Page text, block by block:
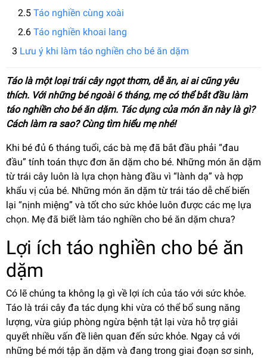
Táo nghiền cùng xoài
Táo nghiền khoai lang
Lưu ý khi làm táo nghiền cho bé ăn dặm
Táo là một loại trái cây ngọt thơm, dễ ăn, ai ai cũng yêu
thích. Với những bé ngoài 6 tháng, mẹ có thể bắt đầu làm
táo nghiền cho bé ăn dặm. Tác dụng của món ăn này là gì?
Cách làm ra sao? Cùng tìm hiểu mẹ nhé!
Khi bé đủ 6 tháng tuổi, các bà mẹ đã bắt đầu phải “đau
đầu” tính toán thực đơn ăn dặm cho bé. Những món ăn dặm
từ trái cây luôn là lựa chọn hàng đầu vì “lành dạ” và hợp
khẩu vị của bé. Những món ăn dặm từ trái táo dễ chế biến
lại “nịnh miệng” và tốt cho sức khỏe luôn được các mẹ lựa
chọn. Mẹ đã biết làm táo nghiền cho bé ăn dặm chưa?
Lợi ích táo nghiền cho bé ăn
dặm
Có lẽ chúng ta không lạ gì về lợi ích của táo với sức khỏe.
Táo là trái cây đa tác dụng khi vừa có thể bổ sung năng
lượng, vừa giúp phòng ngừa bệnh tật lại vừa hỗ trợ giải
quyết nhiều vấn đề liên quan đến sức khỏe. Ngay cả với
những bé mới tập ăn dặm và đang trong giai đoạn sơ sinh,